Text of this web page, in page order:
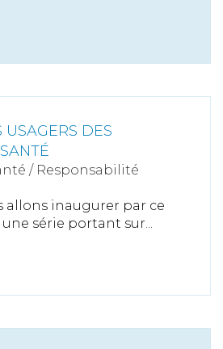
USAGERS DES
/ Responsabilité
allons inaugurer par ce
série portant sur...